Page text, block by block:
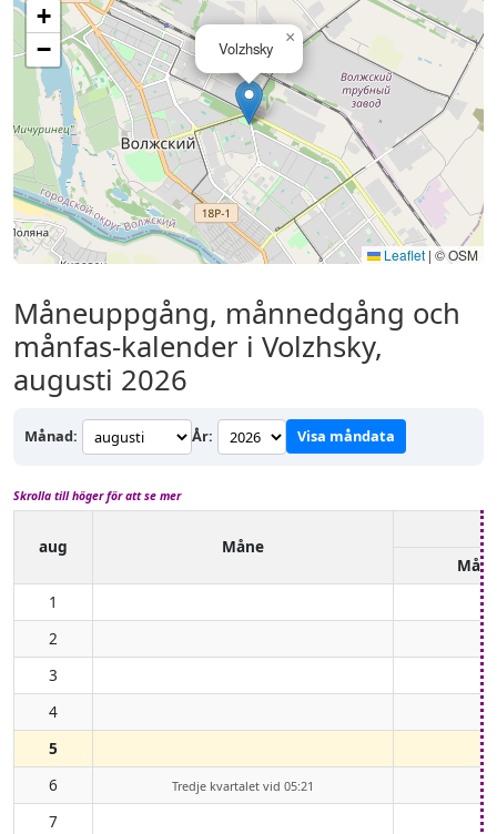
Volzhsky
×
+
−
Leaflet | © OSM
Måneuppgång, månnedgång och
månfas-kalender i Volzhsky,
augusti 2026
Månad: År: Visa måndata
Skrolla till höger för att se mer
aug
Måne
1
2
3
4
5
6
Tredje kvartalet vid 05:21
7